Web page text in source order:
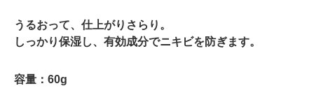
うるおって、仕上がりさらり。
しっかり保湿し、有効成分でニキビを防ぎます。
容量：60g